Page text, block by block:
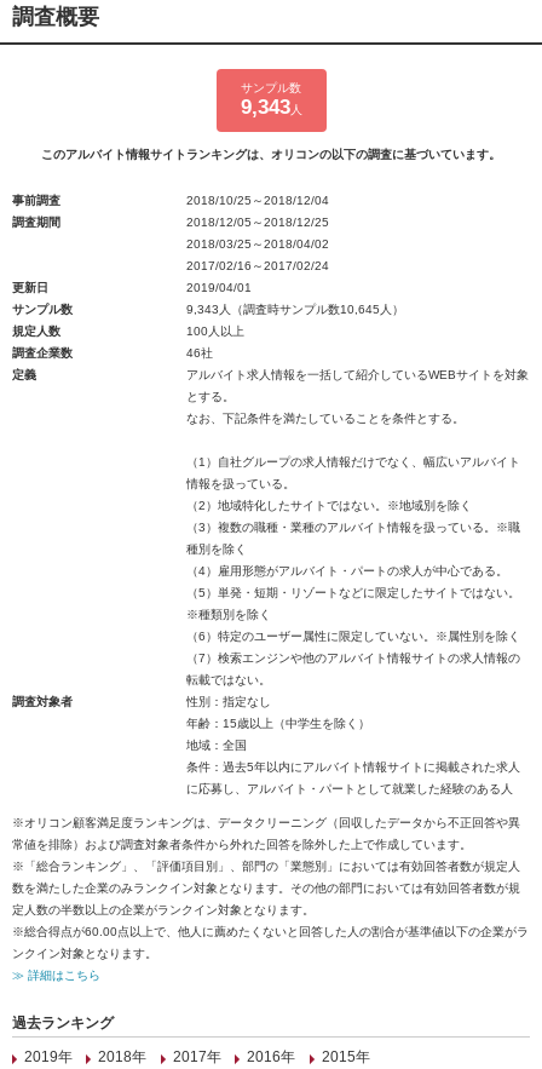
調査概要
サンプル数
9,343人
このアルバイト情報サイトランキングは、オリコンの以下の調査に基づいています。
事前調査
2018/10/25～2018/12/04
調査期間
2018/12/05～2018/12/25
2018/03/25～2018/04/02
2017/02/16～2017/02/24
更新日
2019/04/01
サンプル数
9,343人（調査時サンプル数10,645人）
規定人数
100人以上
調査企業数
46社
定義
アルバイト求人情報を一括して紹介しているWEBサイトを対象
とする。
なお、下記条件を満たしていることを条件とする。
（1）自社グループの求人情報だけでなく、幅広いアルバイト
情報を扱っている。
（2）地域特化したサイトではない。※地域別を除く
（3）複数の職種・業種のアルバイト情報を扱っている。※職
種別を除く
（4）雇用形態がアルバイト・パートの求人が中心である。
（5）単発・短期・リゾートなどに限定したサイトではない。
※種類別を除く
（6）特定のユーザー属性に限定していない。※属性別を除く
（7）検索エンジンや他のアルバイト情報サイトの求人情報の
転載ではない。
調査対象者
性別：指定なし
年齢：15歳以上（中学生を除く）
地域：全国
条件：過去5年以内にアルバイト情報サイトに掲載された求人
に応募し、アルバイト・パートとして就業した経験のある人
※オリコン顧客満足度ランキングは、データクリーニング（回収したデータから不正回答や異
常値を排除）および調査対象者条件から外れた回答を除外した上で作成しています。
※「総合ランキング」、「評価項目別」、部門の「業態別」においては有効回答者数が規定人
数を満たした企業のみランクイン対象となります。その他の部門においては有効回答者数が規
定人数の半数以上の企業がランクイン対象となります。
※総合得点が60.00点以上で、他人に薦めたくないと回答した人の割合が基準値以下の企業がラ
ンクイン対象となります。
≫ 詳細はこちら
過去ランキング
2019年
2018年 2017年 2016年 2015年